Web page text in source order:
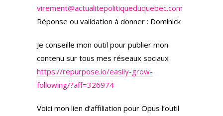
virement@actualitepolitiqueduquebec.com
Réponse ou validation à donner : Dominick
Je conseille mon outil pour publier mon
contenu sur tous mes réseaux sociaux
https://repurpose.io/easily-grow-
following/?aff=326974
Voici mon lien d’affiliation pour Opus l’outil